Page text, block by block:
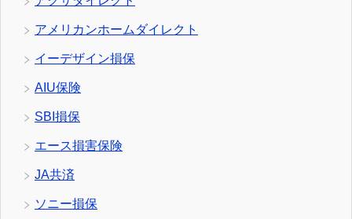
アメリカンホームダイレクト
イーデザイン損保
AIU保険
SBI損保
エース損害保険
JA共済
ソニー損保